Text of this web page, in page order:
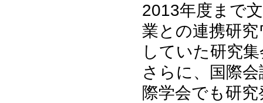
2013年度まで
業との連携研
していた研究
さらに、国際
際学会でも研